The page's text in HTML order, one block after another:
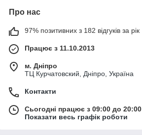
Про нас
97% позитивних з 182 відгуків за рік
Працює з 11.10.2013
м. Дніпро
ТЦ Курчатовский, Дніпро, Україна
Контакти
Сьогодні працює з 09:00 до 20:00
Показати весь графік роботи